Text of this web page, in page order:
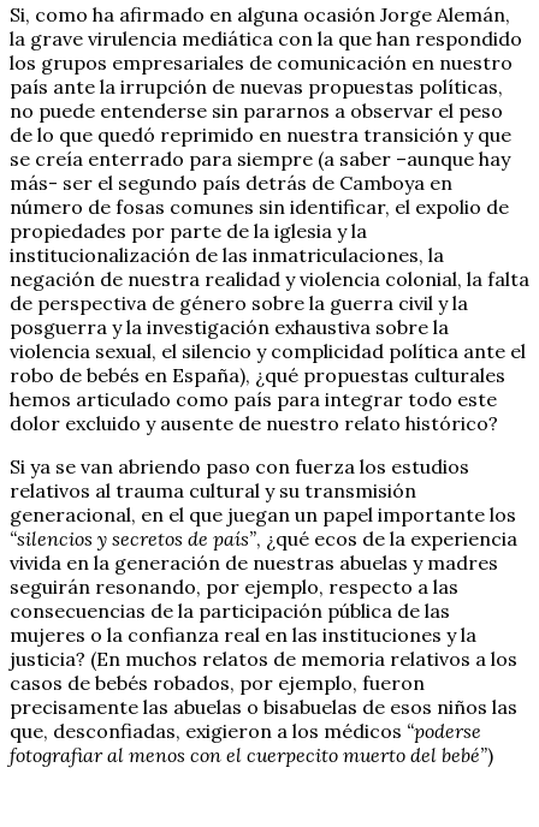
Si, como ha afirmado en alguna ocasión Jorge Alemán,
la grave virulencia mediática con la que han respondido
los grupos empresariales de comunicación en nuestro
país ante la irrupción de nuevas propuestas políticas,
no puede entenderse sin pararnos a observar el peso
de lo que quedó reprimido en nuestra transición y que
se creía enterrado para siempre (a saber –aunque hay
más- ser el segundo país detrás de Camboya en
número de fosas comunes sin identificar, el expolio de
propiedades por parte de la iglesia y la
institucionalización de las inmatriculaciones, la
negación de nuestra realidad y violencia colonial, la falta
de perspectiva de género sobre la guerra civil y la
posguerra y la investigación exhaustiva sobre la
violencia sexual, el silencio y complicidad política ante el
robo de bebés en España), ¿qué propuestas culturales
hemos articulado como país para integrar todo este
dolor excluido y ausente de nuestro relato histórico?
Si ya se van abriendo paso con fuerza los estudios
relativos al trauma cultural y su transmisión
generacional, en el que juegan un papel importante los
“silencios y secretos de país”, ¿qué ecos de la experiencia
vivida en la generación de nuestras abuelas y madres
seguirán resonando, por ejemplo, respecto a las
consecuencias de la participación pública de las
mujeres o la confianza real en las instituciones y la
justicia? (En muchos relatos de memoria relativos a los
casos de bebés robados, por ejemplo, fueron
precisamente las abuelas o bisabuelas de esos niños las
que, desconfiadas, exigieron a los médicos “poderse
fotografiar al menos con el cuerpecito muerto del bebé”)